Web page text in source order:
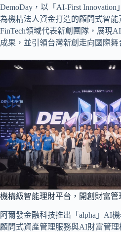
DemoDay，以「AI-First
為機構法人資金打造的顧問式智
FinTech領域代表新創團隊，展現
成果，並引領台灣新創走向國際舞
機構級智能理財平台，開創財富管
阿爾發金融科技推出「alpha」AI
顧問式資產管理服務與AI財富管